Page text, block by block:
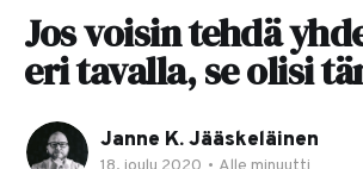
Jos voisin tehdä
eri tavalla, se olisi
Janne K. Jääskeläinen